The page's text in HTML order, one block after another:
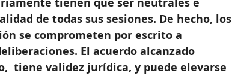
de todas sus sesiones. De hecho, los
se comprometen por escrito a
El acuerdo alcanzado
tiene validez jurídica, y puede elevarse